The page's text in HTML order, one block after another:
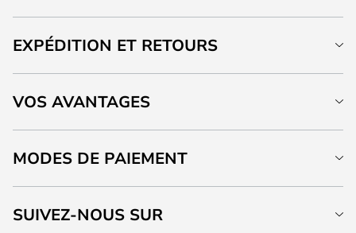
EXPÉDITION ET RETOURS
VOS AVANTAGES
MODES DE PAIEMENT
SUIVEZ-NOUS SUR